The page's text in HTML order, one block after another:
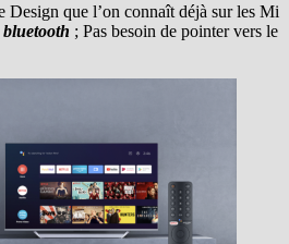
Design que l’on connaît déjà sur les Mi
bluetooth ; Pas besoin de pointer vers le